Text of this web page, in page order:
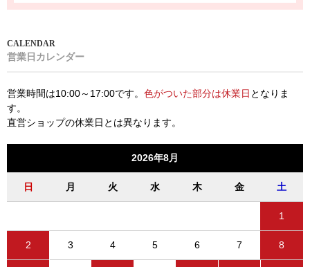
営業日カレンダー
営業時間は10:00～17:00です。 色がついた部分は休業日 となりま
す。
直営ショップの休業日とは異なります。
2026年8月
日 月 火 水 木 金 土
1
2 3 4 5 6 7 8